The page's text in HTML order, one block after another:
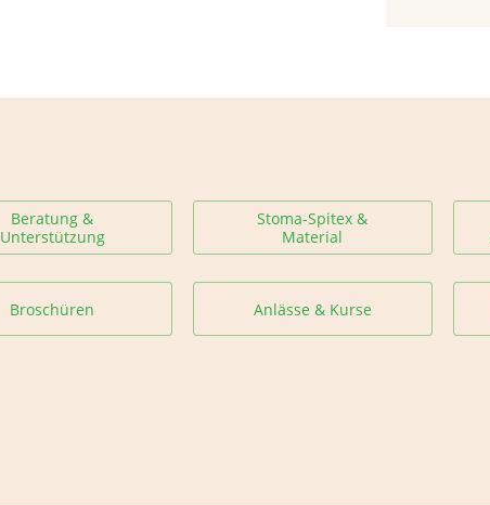
Beratung &
Unterstützung
Stoma-Spitex &
Material
Broschüren Anlässe & Kurse